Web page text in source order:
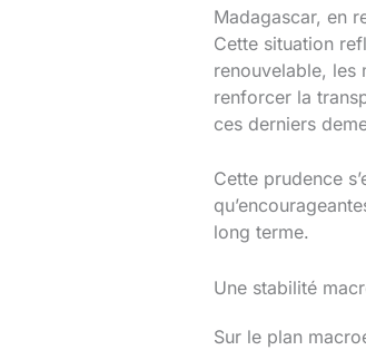
Madagascar, en
Cette situation
renouvelable, les
renforcer la
ces derniers
Cette prudence
long terme.
Une stabilité
Sur le plan